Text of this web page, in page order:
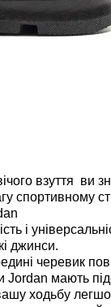
взуття ви
спортивному
і
джинси.
черевик
Jordan мають
ходьбу